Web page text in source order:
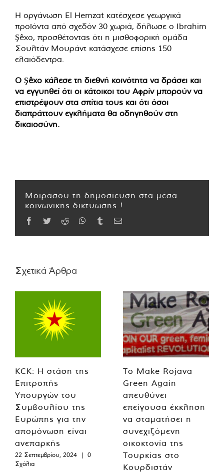
Η οργάνωση El Hemzat κατέσχεσε γεωργικά
προϊόντα από σχεδόν 30 χωριά, δήλωσε ο Ibrahim
Şêxo, προσθέτοντας ότι η μισθοφορική ομάδα
Σουλτάν Μουράντ κατάσχεσε επίσης 150
ελαιόδεντρα.
Ο Şêxo κάλεσε τη διεθνή κοινότητα να δράσει και
να εγγυηθεί ότι οι κάτοικοι του Αφρίν μπορούν να
επιστρέψουν στα σπίτια τους και ότι όσοι
διαπράττουν εγκλήματα θα οδηγηθούν στη
δικαιοσύνη.
Μοιράσου τη δημοσίευση στα μέσα
κοινωνικής δικτύωσης !
Facebook
TwitterReddit WhatsApp
TumblrEmail
Σχετικά Άρθρα
KCK: Η στάση της
Επιτροπής
Υπουργών του
Συμβουλίου της
Ευρώπης για την
απομόνωση είναι
ανεπαρκής
22 Σεπτεμβρίου, 2024 |
0
Σχόλια
Το Make Rojava
Green Again
απευθύνει
επείγουσα έκκληση
να σταματήσει η
συνεχιζόμενη
οικοκτονία της
Τουρκίας στο
Κουρδιστάν